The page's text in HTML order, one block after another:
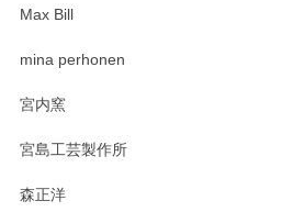
Max Bill
mina perhonen
宮内窯
宮島工芸製作所
森正洋